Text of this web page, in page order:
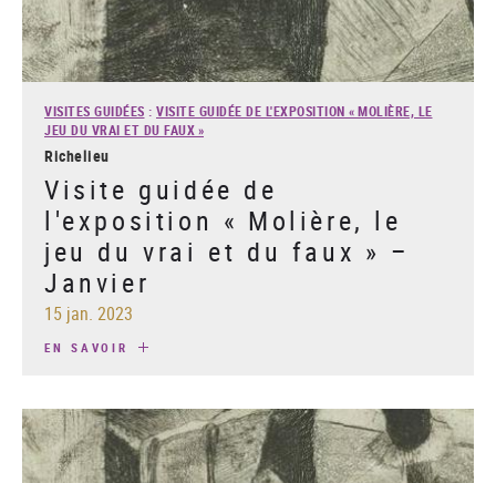
VISITES GUIDÉES : VISITE GUIDÉE DE L'EXPOSITION « MOLIÈRE, LE
JEU DU VRAI ET DU FAUX »
Richelieu
Visite guidée de
l'exposition « Molière, le
jeu du vrai et du faux » –
Janvier
15 jan. 2023
EN SAVOIR